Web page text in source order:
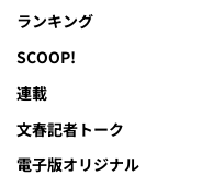
ランキング
SCOOP!
連載
文春記者トーク
電子版オリジナル